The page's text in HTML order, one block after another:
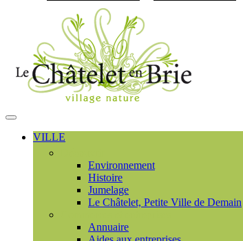
MENU
PRINCIPAL
VILLE
Environnement
Histoire
Jumelage
Le Châtelet, Petite Ville de Demain
Annuaire